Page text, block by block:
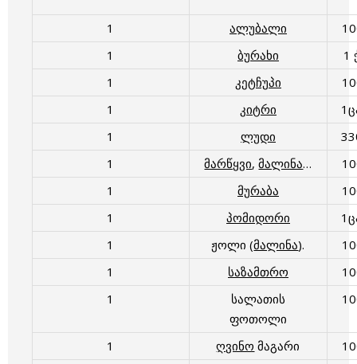
1 ალუბალი
1
ბურახი
1
1
კეტჩუპი
1
კიტრი
1
ლუდი
1
მარწყვი,მალინა…
1
მურაბა
1
პომიდორი
1
ჟოლი (მალინა).
1
საზამთრო
1
სალათის
ფოთოლი
1 ღვინო მაგარი